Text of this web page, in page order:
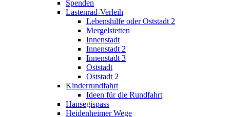
Spenden
Lastenrad-Verleih
Lebenshilfe oder Oststadt 2
Mergelstetten
Innenstadt
Innenstadt 2
Innenstadt 3
Oststadt
Oststadt 2
Kinderrundfahrt
Ideen für die Rundfahrt
Hansegispass
Heidenheimer Wege